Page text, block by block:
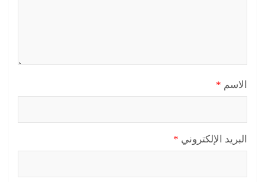
الاسم *
البريد الإلكتروني *